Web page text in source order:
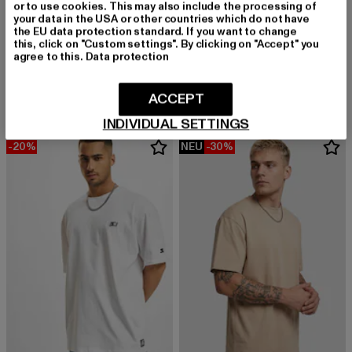
URBAN CLASSICS
Heavy Oversized
Derzeitiger Preis: 15,99 EURAktionspreis: 22,99 EUR
URBAN CLASSICS
Heavy Oversized
-20% NEU -30%
or to use cookies. This may also include the processing of
your data in the USA or other countries which do not have
the EU data protection standard. If you want to change
this, click on "Custom settings". By clicking on "Accept" you
agree to this. Data protection
INDIVIDUAL SETTINGS
ACCEPT